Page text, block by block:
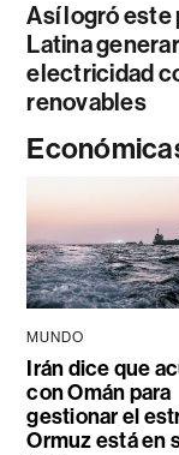
Así logró este
Latina
electricidad
renovables
MUNDO
Irán dice que
con Omán para
gestionar el
Ormuz está en